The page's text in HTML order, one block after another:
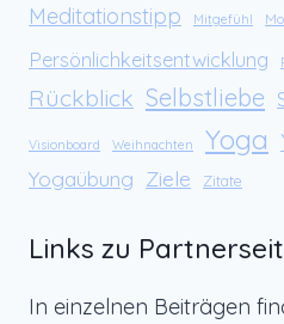
Meditationstipp Mitgefühl
Persönlichkeitsentwicklung
Rückblick Selbstliebe
Visionboard Weihnachten Yoga
Yogaübung Ziele Zitate
Links zu
In einzelnen Beiträgen